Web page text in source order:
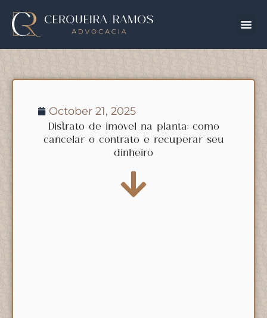
October 21, 2025
Distrato de imóvel na planta: como
cancelar o contrato e recuperar seu
dinheiro